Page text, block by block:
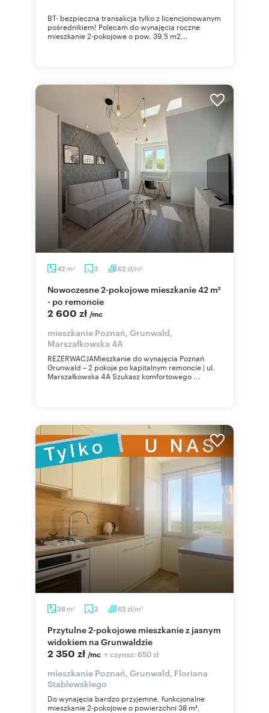
BT- bezpieczna transakcja tylko z licencjonowanym
pośrednikiem! Polecam do wynajęcia roczne
mieszkanie 2-pokojowe o pow. 39,5 m2...
42 m2 2 62 zł/m2
Nowoczesne 2-pokojowe mieszkanie 42 m²
- po remoncie
2 600 zł /mc
mieszkanie Poznań, Grunwald,
Marszałkowska 4A
REZERWACJAMieszkanie do wynajęcia Poznań
Grunwald – 2 pokoje po kapitalnym remoncie | ul.
Marszałkowska 4A Szukasz komfortowego ...
38 m2 2 62 zł/m2
Przytulne 2-pokojowe mieszkanie z jasnym
widokiem na Grunwaldzie
2 350 zł /mc + czynsz: 650 zł
mieszkanie Poznań, Grunwald, Floriana
Stablewskiego
Do wynajęcia bardzo przyjemne, funkcjonalne
mieszkanie 2-pokojowe o powierzchni 38 m²,